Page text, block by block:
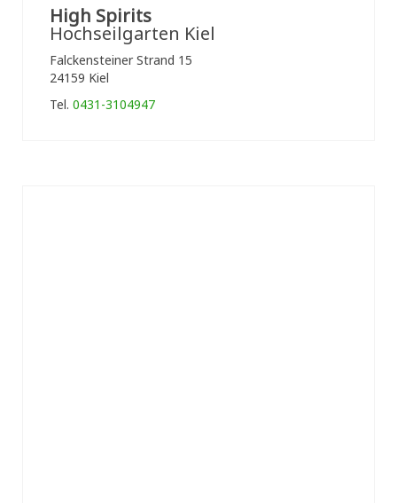
High Spirits
Hochseilgarten Kiel
Falckensteiner Strand 15
24159 Kiel
Tel. 0431-3104947